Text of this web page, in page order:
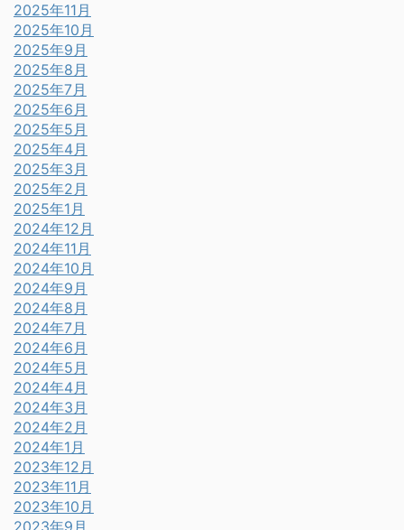
2025年11月
2025年10月
2025年9月
2025年8月
2025年7月
2025年6月
2025年5月
2025年4月
2025年3月
2025年2月
2025年1月
2024年12月
2024年11月
2024年10月
2024年9月
2024年8月
2024年7月
2024年6月
2024年5月
2024年4月
2024年3月
2024年2月
2024年1月
2023年12月
2023年11月
2023年10月